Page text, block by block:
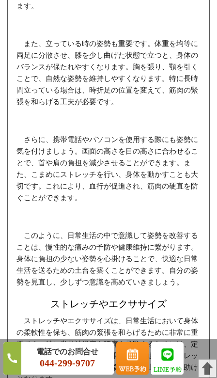
044-299-9707
ます。
また、立っている時の姿勢も重要です。体重を均等に
両足に分散させ、膝を少し曲げた状態で立つと、身体の
バランスが保たれやすくなります。胸を張り、顎を引く
ことで、自然な姿勢を維持しやすくなります。特に長時
間立っている場合は、時折足の位置を変えて、筋肉の緊
張を和らげる工夫が必要です。
さらに、携帯電話やパソコンを使用する際にも姿勢に
気を付けましょう。画面の高さを目の高さに合わせるこ
とで、首や肩の負担を減少させることができます。ま
た、こまめにストレッチを行い、身体を動かすことも大
切です。これにより、血行が促進され、筋肉の硬直を防
ぐことができます。
このように、日常生活の中で意識して姿勢を改善する
ことは、慢性的な痛みの予防や健康維持に繋がります。
身体に負担の少ない姿勢を心掛けることで、快適な日常
生活を送るための土台を築くことができます。自分の姿
勢を見直し、少しずつ意識を高めていきましょう。
ストレッチやエクササイズ
ストレッチやエクササイズは、日常生活において身体
の柔軟性を保ち、筋肉の緊張を和らげるために非常に重
要です。特に坐骨神経痛や腰痛を予防するためには、定
期的に身体を動かすことが効果的です。適度なストレッ
チは、血行を促進し、筋肉の柔軟性を向上させる手助け